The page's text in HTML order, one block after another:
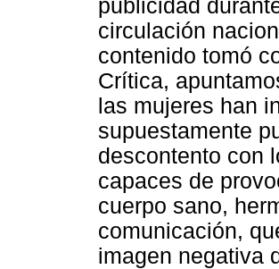
publicidad
circulación
contenido tomó
Crítica,
las mujeres han
supuestamente
descontento con
capaces de
cuerpo sano,
comunicación,
imagen negativa